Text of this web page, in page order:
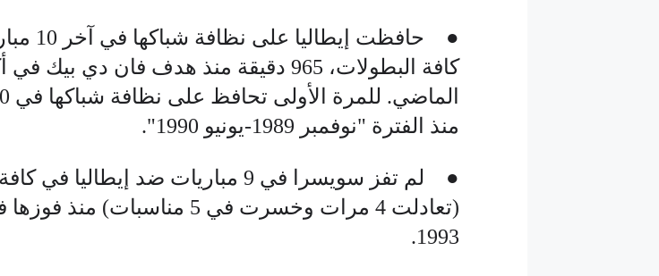
● حافظت
كافة البطولات، 965 دقيقة منذ هدف فان دي بيك في
منذ الفترة "نوفمبر 1989-يونيو 1990".
● لم تفز سويسرا في 9 مباريات ضد إيطاليا
(تعادلت 4 مرات وخسرت في 5 مناسبات)
1993.